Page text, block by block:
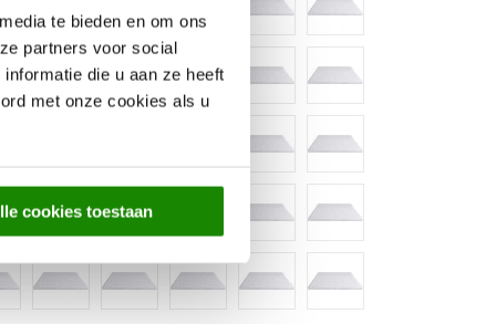
te bieden en om ons
partners voor social
die u aan ze heeft
met onze cookies als u
cookies toestaan